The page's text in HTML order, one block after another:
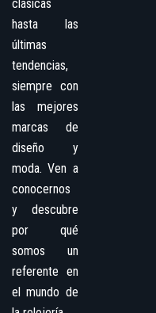
clásicas
hasta las
últimas
tendencias,
siempre con
las mejores
marcas de
diseño y
moda. Ven a
conocernos
y descubre
por qué
somos un
referente en
el mundo de